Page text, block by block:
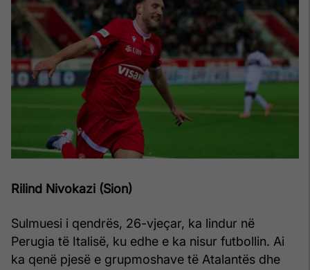
Rilind Nivokazi (Sion)
Sulmuesi i qendrës, 26-vjeçar, ka lindur në
Perugia të Italisë, ku edhe e ka nisur futbollin. Ai
ka qenë pjesë e grupmoshave të Atalantës dhe